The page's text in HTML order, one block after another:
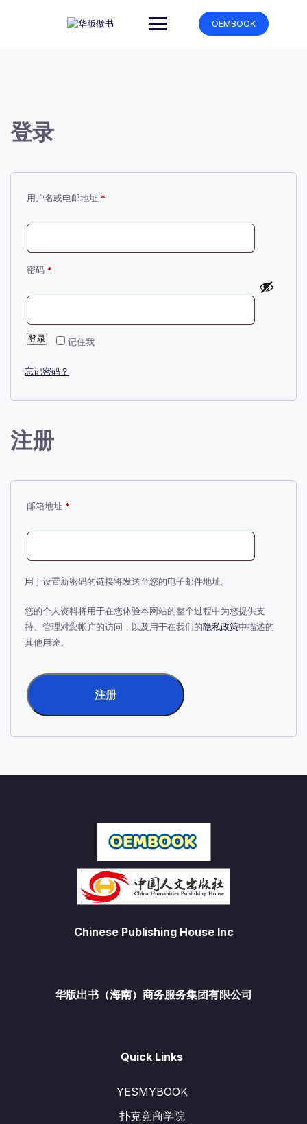
OEMBOOK
登录
用户名或电邮地址 *
密码 *
记住我
登录
忘记密码？
注册
邮箱地址 *
用于设置新密码的链接将发送至您的电子邮件地址。
您的个人资料将用于在您体验本网站的整个过程中为您提供支
持、管理对您帐户的访问，以及用于在我们的隐私政策中描述的
其他用途。
注册
Chinese Publishing House Inc
华版出书（海南）商务服务集团有限公司
Quick Links
YESMYBOOK
扑克竞商学院